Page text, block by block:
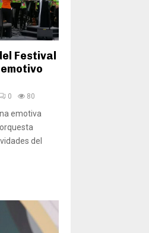
Festival
0 80
emotiva
del